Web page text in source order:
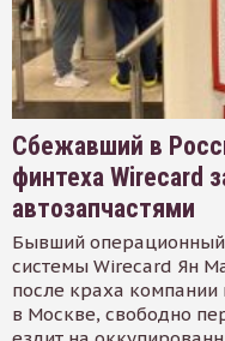
Сбежавший в
финтеха Wirecard
автозапчастями
Бывший
системы Wirecard Ян
после краха компании
в Москве, свободно